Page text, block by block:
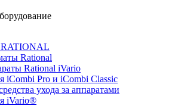
RATIONAL
Rational
Rational iVario
iCombi Pro и iCombi Classic
ухода за аппаратами
iVario®